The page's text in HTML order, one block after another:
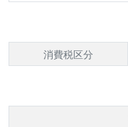
消費税区分